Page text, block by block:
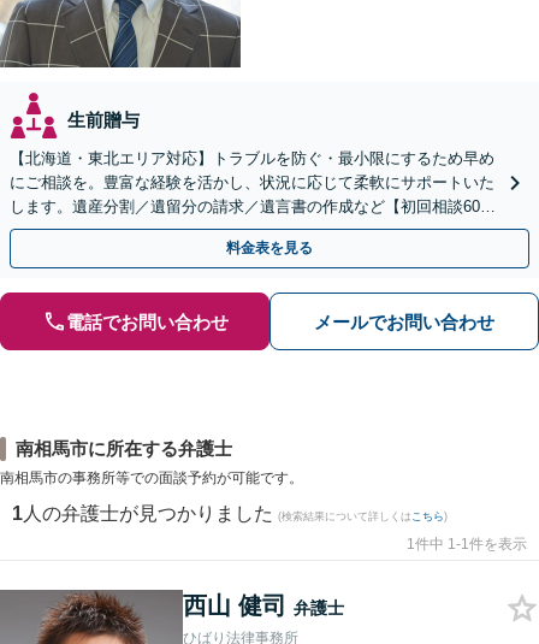
生前贈与
【北海道・東北エリア対応】トラブルを防ぐ・最小限にするため早め
にご相談を。豊富な経験を活かし、状況に応じて柔軟にサポートいた
します。遺産分割／遺留分の請求／遺言書の作成など【初回相談60分
無料】【オンライン相談可能】
料金表を見る
電話でお問い合わせ メールでお問い合わせ
南相馬市に所在する弁護士
南相馬市の事務所等での面談予約が可能です。
1 人の弁護士が見つかりました (検索結果について詳しくは こちら)
1件中 1-1件を表示
西山 健司 弁護士
ひばり法律事務所